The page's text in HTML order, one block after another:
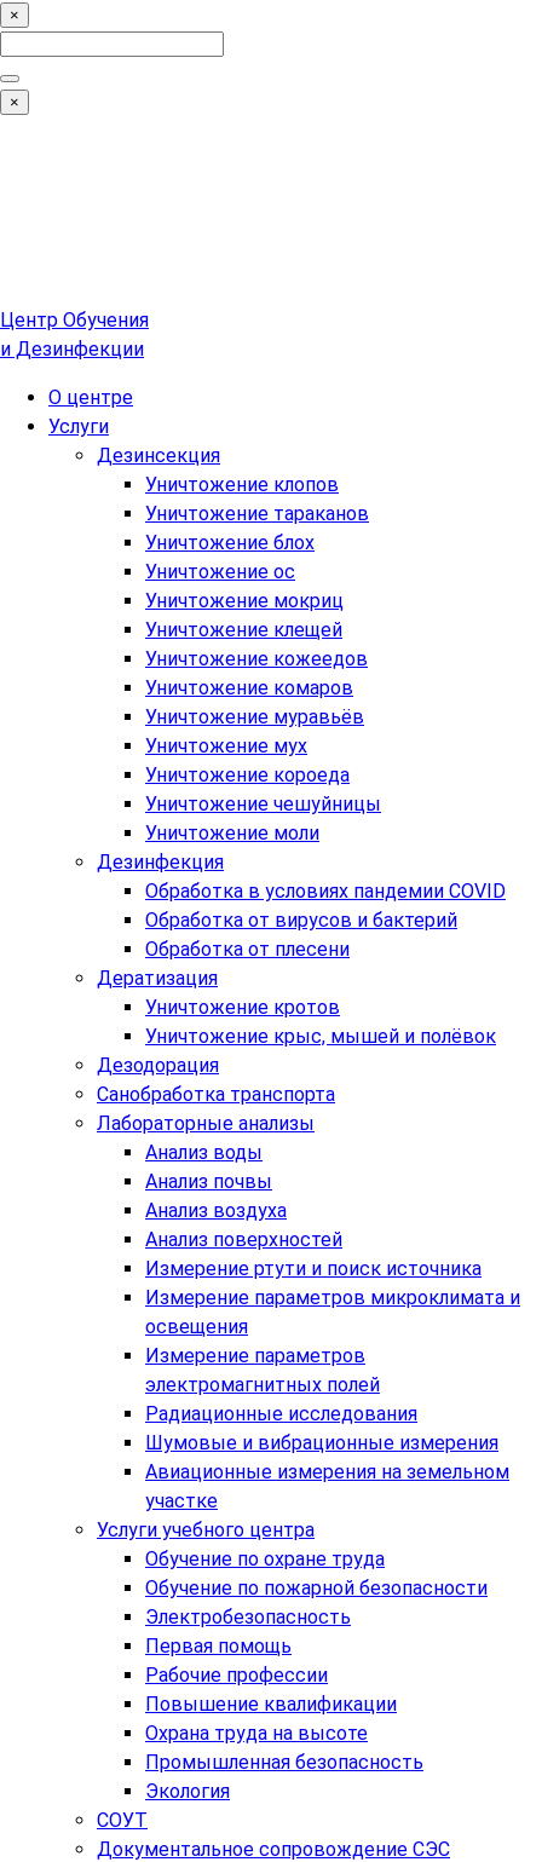
×
for:
Поиск
×
Центр Обучения
и Дезинфекции
О центре
Услуги
Дезинсекция
Уничтожение клопов
Уничтожение тараканов
Уничтожение блох
Уничтожение ос
Уничтожение мокриц
Уничтожение клещей
Уничтожение кожеедов
Уничтожение комаров
Уничтожение муравьёв
Уничтожение мух
Уничтожение короеда
Уничтожение чешуйницы
Уничтожение моли
Дезинфекция
Обработка в условиях пандемии COVID
Обработка от вирусов и бактерий
Обработка от плесени
Дератизация
Уничтожение кротов
Уничтожение крыс, мышей и полёвок
Дезодорация
Санобработка транспорта
Лабораторные анализы
Анализ воды
Анализ почвы
Анализ воздуха
Анализ поверхностей
Измерение ртути и поиск источника
Измерение параметров микроклимата и
освещения
Измерение параметров
электромагнитных полей
Радиационные исследования
Шумовые и вибрационные измерения
Авиационные измерения на земельном
участке
Услуги учебного центра
Обучение по охране труда
Обучение по пожарной безопасности
Электробезопасность
Первая помощь
Рабочие профессии
Повышение квалификации
Охрана труда на высоте
Промышленная безопасность
Экология
СОУТ
Документальное сопровождение СЭС